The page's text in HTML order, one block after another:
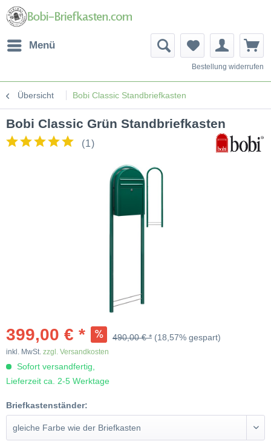
Menü
Bestellung widerrufen
Übersicht Bobi Classic Standbriefkasten
Bobi Classic Grün Standbriefkasten
(1)
399,00 € * 490,00 € * (18,57% gespart)
inkl. MwSt. zzgl. Versandkosten
Sofort versandfertig,
Lieferzeit ca. 2-5 Werktage
Briefkastenständer: